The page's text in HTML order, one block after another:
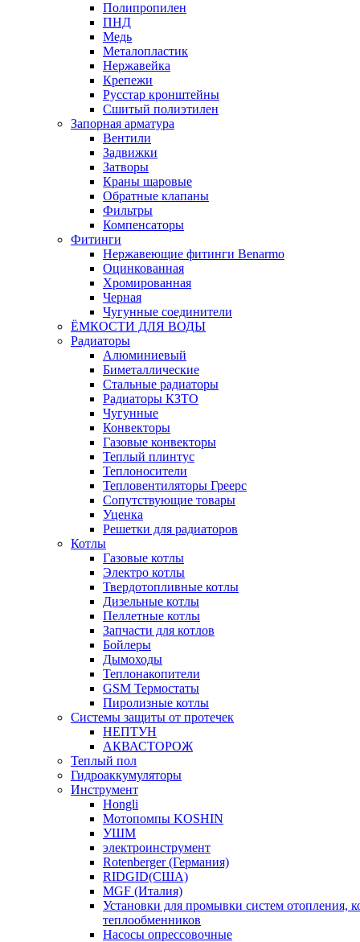
Полипропилен
ПНД
Медь
Металопластик
Нержавейка
Крепежи
Русстар кронштейны
Сшитый полиэтилен
Запорная арматура
Вентили
Задвижки
Затворы
Краны шаровые
Обратные клапаны
Фильтры
Компенсаторы
Фитинги
Нержавеющие фитинги Benarmo
Оцинкованная
Хромированная
Черная
Чугунные соединители
ЁМКОСТИ ДЛЯ ВОДЫ
Радиаторы
Алюминиевый
Биметаллические
Стальные радиаторы
Радиаторы КЗТО
Чугунные
Конвекторы
Газовые конвекторы
Теплый плинтус
Теплоносители
Тепловентиляторы Греерс
Сопутствующие товары
Уценка
Решетки для радиаторов
Котлы
Газовые котлы
Электро котлы
Твердотопливные котлы
Дизельные котлы
Пеллетные котлы
Запчасти для котлов
Бойлеры
Дымоходы
Теплонакопители
GSM Термостаты
Пиролизные котлы
Системы защиты от протечек
НЕПТУН
АКВАСТОРОЖ
Теплый пол
Гидроаккумуляторы
Инструмент
Hongli
Мотопомпы KOSHIN
УШМ
электроинструмент
Rotenberger (Германия)
RIDGID(США)
MGF (Италия)
Установки для промывки систем отопления,
теплообменников
Насосы опрессовочные